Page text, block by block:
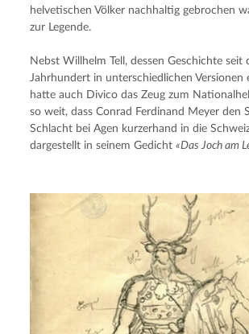
helvetischen Völker nachhaltig gebrochen
zur Legende.
Nebst Willhelm Tell, dessen Geschichte seit
Jahrhundert in unterschiedlichen Versionen
hatte auch Divico das Zeug zum
so weit, dass Conrad Ferdinand Meyer den
Schlacht bei Agen kurzerhand in die
dargestellt in seinem Gedicht «Das Joch am